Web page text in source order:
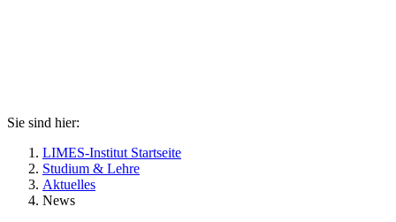
Sie sind hier:
LIMES-Institut Startseite
Studium & Lehre
Aktuelles
News